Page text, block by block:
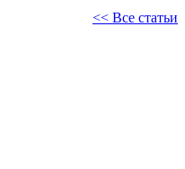
<< Все статьи